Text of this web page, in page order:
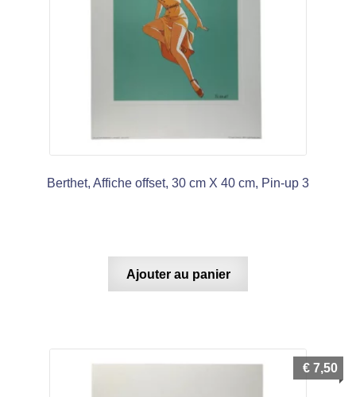
Berthet, Affiche offset, 30 cm X 40 cm, Pin-up 3
Ajouter au panier
€ 7,50